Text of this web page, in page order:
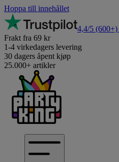
Hoppa till innehållet
4,4/5 (600+)
Frakt fra 69 kr
1-4 virkedagers levering
30 dagers åpent kjøp
25.000+ artikler